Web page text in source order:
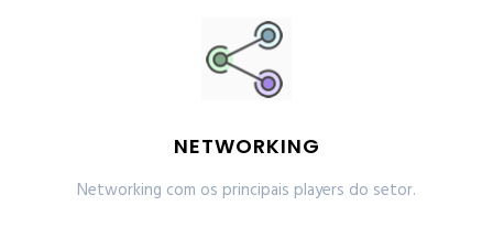
NETWORKING
Networking com os principais players do setor.